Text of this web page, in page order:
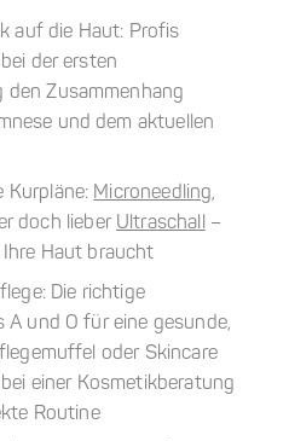
auf die Haut: Profis
der ersten
den Zusammenhang
und dem aktuellen
Kurpläne: Microneedling,
doch lieber Ultraschall
–
Haut braucht
Die richtige
A und O für eine gesunde,
oder Skincare
einer Kosmetikberatung
Routine